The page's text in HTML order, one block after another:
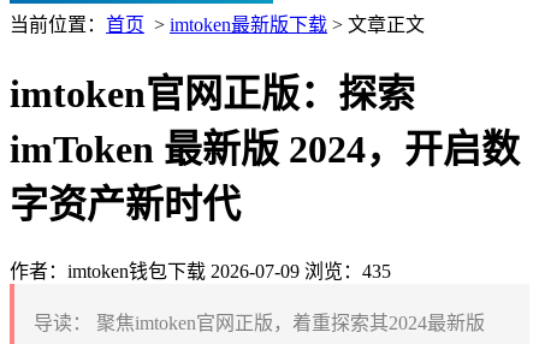
当前位置： 首页 > imtoken最新版下载 > 文章正文
imtoken官网正版：探索
imToken 最新版 2024，开启数
字资产新时代
作者：imtoken钱包下载 2026-07-09 浏览：435
导读：
聚焦imtoken官网正版，着重探索其2024最新版